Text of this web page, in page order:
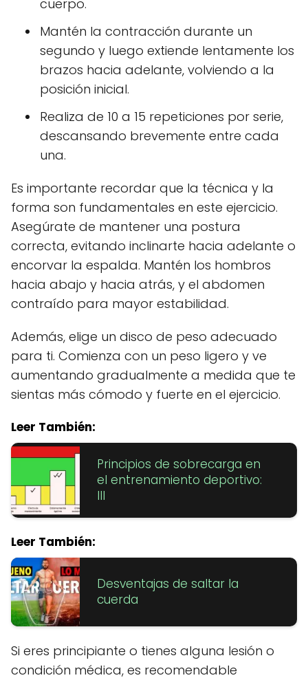
cuerpo.
Mantén la contracción durante un
segundo y luego extiende lentamente los
brazos hacia adelante, volviendo a la
posición inicial.
Realiza de 10 a 15 repeticiones por serie,
descansando brevemente entre cada
una.
Es importante recordar que la técnica y la
forma son fundamentales en este ejercicio.
Asegúrate de mantener una postura
correcta, evitando inclinarte hacia adelante o
encorvar la espalda. Mantén los hombros
hacia abajo y hacia atrás, y el abdomen
contraído para mayor estabilidad.
Además, elige un disco de peso adecuado
para ti. Comienza con un peso ligero y ve
aumentando gradualmente a medida que te
sientas más cómodo y fuerte en el ejercicio.
Leer También:
Principios de sobrecarga en
el entrenamiento deportivo:
III
Leer También:
Desventajas de saltar la
cuerda
Si eres principiante o tienes alguna lesión o
condición médica, es recomendable